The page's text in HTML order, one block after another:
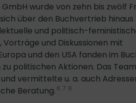
wurde von zehn bis zwölf
über den Buchvertrieb hinaus
und politisch-
Vorträge und Diskussionen mit
und den USA fanden im
politischen Aktionen. Das
vermittelte u. a. auch
Beratung. 6 7 8